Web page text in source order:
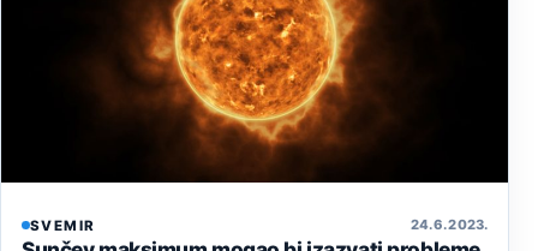
SVEMIR 24. 6. 2023.